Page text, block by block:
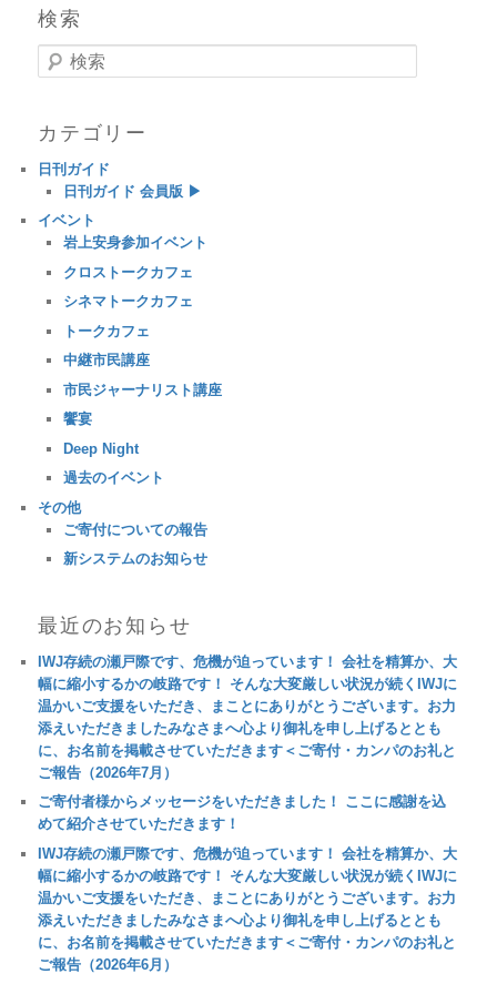
検索
検索
カテゴリー
日刊ガイド
日刊ガイド 会員版 ▶
イベント
岩上安身参加イベント
クロストークカフェ
シネマトークカフェ
トークカフェ
中継市民講座
市民ジャーナリスト講座
饗宴
Deep Night
過去のイベント
その他
ご寄付についての報告
新システムのお知らせ
最近のお知らせ
IWJ存続の瀬戸際です、危機が迫っています！ 会社を精算か、大
幅に縮小するかの岐路です！ そんな大変厳しい状況が続くIWJに
温かいご支援をいただき、まことにありがとうございます。お力
添えいただきましたみなさまへ心より御礼を申し上げるととも
に、お名前を掲載させていただきます＜ご寄付・カンパのお礼と
ご報告（2026年7月）
ご寄付者様からメッセージをいただきました！ ここに感謝を込
めて紹介させていただきます！
IWJ存続の瀬戸際です、危機が迫っています！ 会社を精算か、大
幅に縮小するかの岐路です！ そんな大変厳しい状況が続くIWJに
温かいご支援をいただき、まことにありがとうございます。お力
添えいただきましたみなさまへ心より御礼を申し上げるととも
に、お名前を掲載させていただきます＜ご寄付・カンパのお礼と
ご報告（2026年6月）